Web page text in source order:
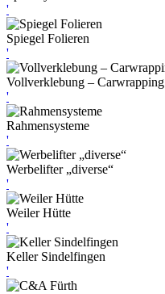
'
Spiegel Folieren
'
Vollverklebung – Carwrapping
'
Rahmensysteme
'
Werbelifter „diverse“
'
Weiler Hütte
'
Keller Sindelfingen
'